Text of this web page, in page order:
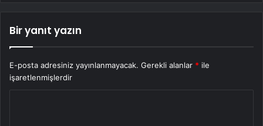
Bir yanıt yazın
E-posta adresiniz yayınlanmayacak. Gerekli alanlar * ile
işaretlenmişlerdir